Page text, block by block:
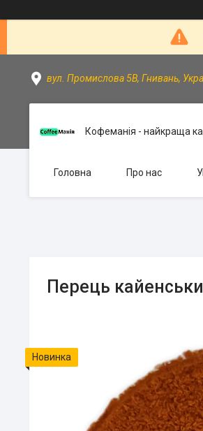
вул. Промислова 5В, Гнивань,
Кофеманія - найкраща
Головна Про нас
Перець
Новинка